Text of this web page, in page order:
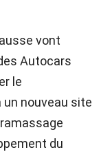
vont
Autocars
le
nouveau site
du